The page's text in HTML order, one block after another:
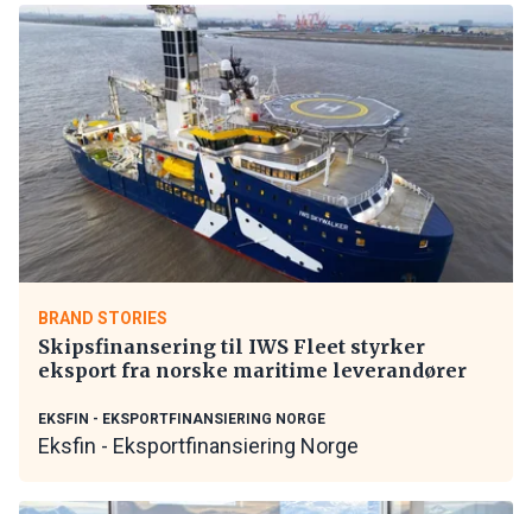
BRAND STORIES
Skipsfinansering til IWS Fleet styrker
eksport fra norske maritime leverandører
EKSFIN - EKSPORTFINANSIERING NORGE
Eksfin - Eksportfinansiering Norge